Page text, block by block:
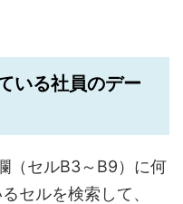
いる社員のデー
（セルB3～B9）に何
セルを検索して、